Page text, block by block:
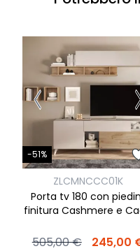
-51%
ZLCMNCCC01K
Porta tv 180 con
finitura Cashmere e
505,00 € 245,00